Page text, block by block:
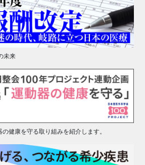
未来
健康を守る取り組みを紹介します。